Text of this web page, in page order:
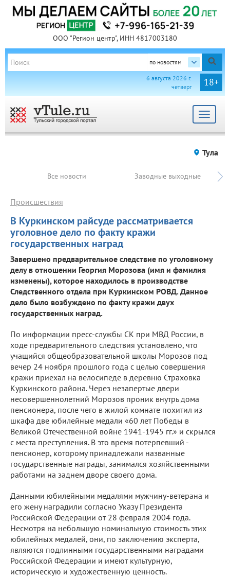
ООО "Регион центр", ИНН 4817003180
по новостям
18+
6 августа 2026 г.
четверг
Toggle
Тула
Все новости Заводные выходные
В Куркинском райсуде рассматривается
уголовное дело по факту кражи
государственных наград
Происшествия
Завершено предварительное следствие по уголовному
делу в отношении Георгия Морозова (имя и фамилия
изменены), которое находилось в производстве
Следственного отдела при Куркинском РОВД. Данное
дело было возбуждено по факту кражи двух
государственных наград.
По информации пресс-службы СК при МВД России, в
ходе предварительного следствия установлено, что
учащийся общеобразовательной школы Морозов под
вечер 24 ноября прошлого года с целью совершения
кражи приехал на велосипеде в деревню Страховка
Куркинского района. Через незапертые двери
несовершеннолетний Морозов проник внутрь дома
пенсионера, после чего в жилой комнате похитил из
шкафа две юбилейные медали «60 лет Победы в
Великой Отечественной войне 1941-1945 гг.» и скрылся
с места преступления. В это время потерпевший -
пенсионер, которому принадлежали названные
государственные награды, занимался хозяйственными
работами на заднем дворе своего дома.
Данными юбилейными медалями мужчину-ветерана и
его жену наградили согласно Указу Президента
Российской Федерации от 28 февраля 2004 года.
Несмотря на небольшую номинальную стоимость этих
юбилейных медалей, они, по заключению эксперта,
являются подлинными государственными наградами
Российской Федерации и имеют культурную,
историческую и художественную ценность.